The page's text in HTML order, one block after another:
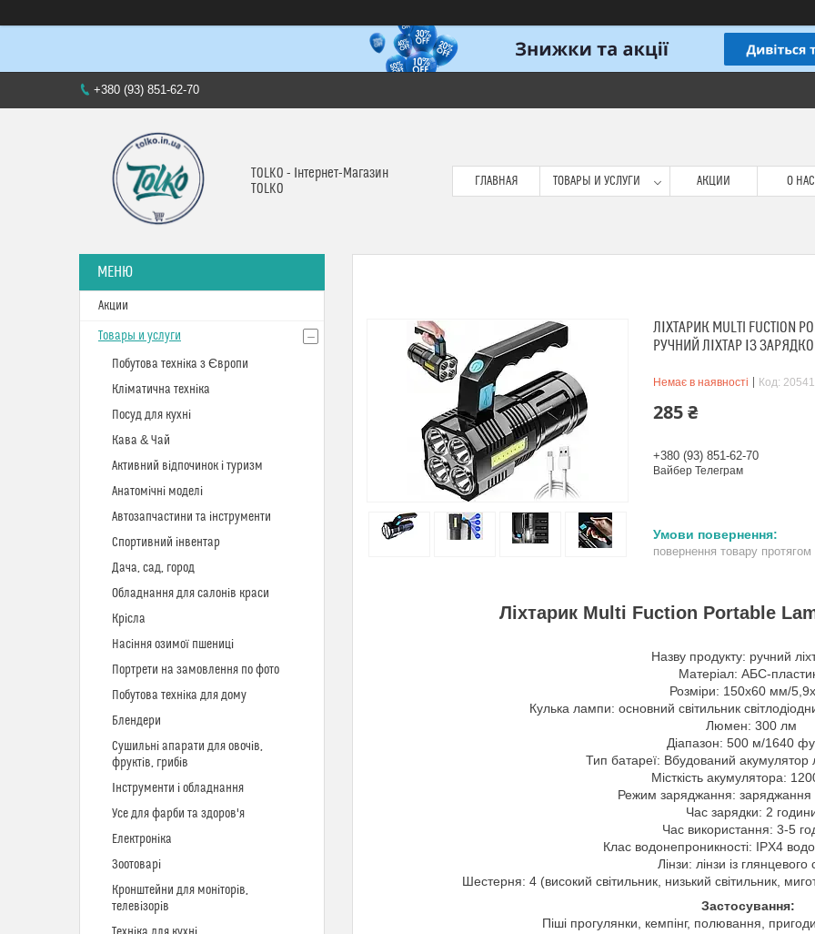
+380 (93) 851-62-70
TOLKO - Інтернет-Магазин
TOLKO
ГЛАВНАЯ ТОВАРЫ И УСЛУГИ АКЦИИ О НАС
ЛІХТАРИК MULTI FUCTION
РУЧНИЙ ЛІХТАР ІЗ
Немає в наявності Код:
285 ₴
+380 (93) 851-62-70
Вайбер Телеграм
повернення товару протягом
Ліхтарик Multi Fuction Portable
Назву продукту: ручний
Матеріал: АБС-
Розміри: 150x60 мм/
Кулька лампи: основний світильник
Люмен: 300 лм
Діапазон: 500 м/1640
Тип батареї: Вбудований акумулятор
Місткість акумулятора:
Режим заряджання: заряджання
Час зарядки: 2
Час використання: 3-5
Клас водонепроникності: IPX4
Лінзи: лінзи із глянцевого
Шестерня: 4 (високий світильник, низький світильник,
Застосування:
Піші прогулянки, кемпінг, полювання,
Акции
Товары и услуги
Побутова техніка з Європи
Кліматична техніка
Посуд для кухні
Кава & Чай
Активний відпочинок і туризм
Анатомічні моделі
Автозапчастини та інструменти
Спортивний інвентар
Дача, сад, город
Обладнання для салонів краси
Крісла
Насіння озимої пшениці
Портрети на замовлення по фото
Побутова техніка для дому
Блендери
Сушильні апарати для овочів,
фруктів, грибів
Інструменти і обладнання
Усе для фарби та здоров'я
Електроніка
Зоотоварі
Кронштейни для моніторів,
телевізорів